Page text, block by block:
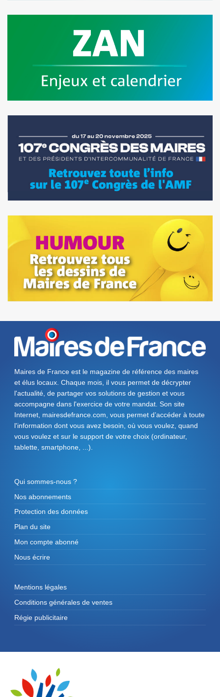
Maires de France est le magazine de référence des maires
et élus locaux. Chaque mois, il vous permet de décrypter
l'actualité, de partager vos solutions de gestion et vous
accompagne dans l'exercice de votre mandat. Son site
Internet, mairesdefrance.com, vous permet d’accéder à toute
l'information dont vous avez besoin, où vous voulez, quand
vous voulez et sur le support de votre choix (ordinateur,
tablette, smartphone, ...).
Qui sommes-nous ?
Nos abonnements
Protection des données
Plan du site
Mon compte abonné
Nous écrire
Mentions légales
Conditions générales de ventes
Régie publicitaire